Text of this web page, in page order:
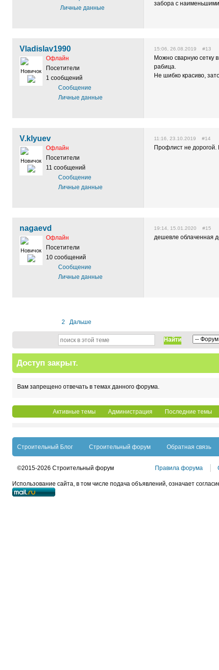
Личные данные
забора с
Vladislav1990
Новичок
Офлайн
Посетители
1 сообщений
Сообщение
Личные данные
15:06, 26.08.2019 #13
Можно сварную сетку
рабица.
Не шибко красиво,
V.klyuev
Новичок
Офлайн
Посетители
11 сообщений
Сообщение
Личные данные
11:16, 23.10.2019 #14
Профлист не дорогой.
nagaevd
Новичок
Офлайн
Посетители
10 сообщений
Сообщение
Личные данные
19:14, 15.01.2020 #15
дешевле облаченная
2 Дальше
Найти
Доступ закрыт.
Вам запрещено отвечать в темах данного форума.
Активные темы Администрация Последние темы
Строительный Блог Строительный форум Обратная связь
©2015-2026 Строительный форум Правила форума
Использование сайта, в том числе подача объявлений, означает